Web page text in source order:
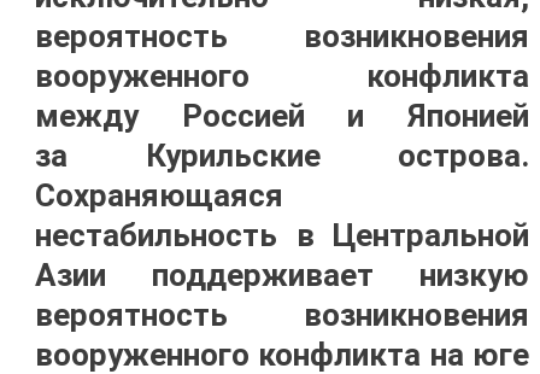
вероятность возникновения
вооруженного конфликта
между Россией и Японией
за Курильские острова.
Сохраняющаяся
нестабильность в Центральной
Азии поддерживает низкую
вероятность возникновения
вооруженного конфликта на юге